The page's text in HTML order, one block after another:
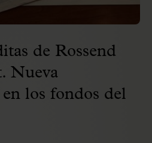
de Rossend
Nueva
los fondos del